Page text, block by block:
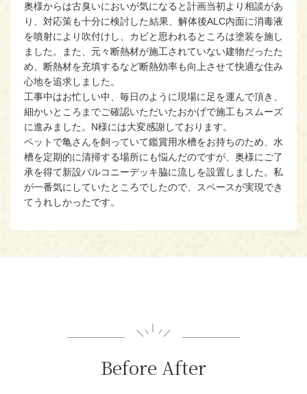
奥様からは古臭いにおいが気になると計画当初より相談があ
り、対応策も十分に検討した結果、解体後ALC内面に消毒液
を噴射により吹付けし、カビと思われるところは塗装を施し
ました。また、元々断熱材が施工されていない建物だったた
め、断熱材を充填するなど断熱効率も向上させて快適な住み
心地を追求しました。
工事中はお忙しい中、毎日のように現場に足を運んで頂き、
細かいところまでご確認いただいたおかげで施工もスムーズ
に進みました。N様には大変感謝しております。
ペットで亀さんを飼っていて鑑賞用水槽をお持ちのため、水
槽を定期的に清掃する場所にも悩んだのですが、奥様にご了
承を得て新設バルコニーデッキ脇に流しを設置しました。私
が一番気にしていたところでしたので、スペースが実現でき
てうれしかったです。
Before After